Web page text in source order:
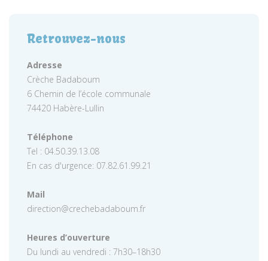
Retrouvez-nous
Adresse
Crèche Badaboum
6 Chemin de l’école communale
74420 Habère-Lullin
Téléphone
Tel : 04.50.39.13.08
En cas d'urgence: 07.82.61.99.21
Mail
direction@crechebadaboum.fr
Heures d’ouverture
Du lundi au vendredi : 7h30–18h30